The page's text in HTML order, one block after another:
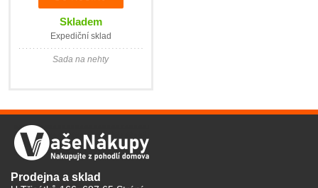
Skladem
Expediční sklad
Sada na nehty
Prodejna a sklad